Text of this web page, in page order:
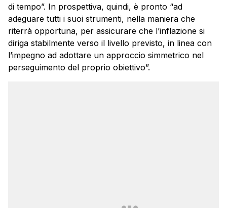
di tempo”. In prospettiva, quindi, è pronto “ad
adeguare tutti i suoi strumenti, nella maniera che
riterrà opportuna, per assicurare che l’inflazione si
diriga stabilmente verso il livello previsto, in linea con
l’impegno ad adottare un approccio simmetrico nel
perseguimento del proprio obiettivo”.